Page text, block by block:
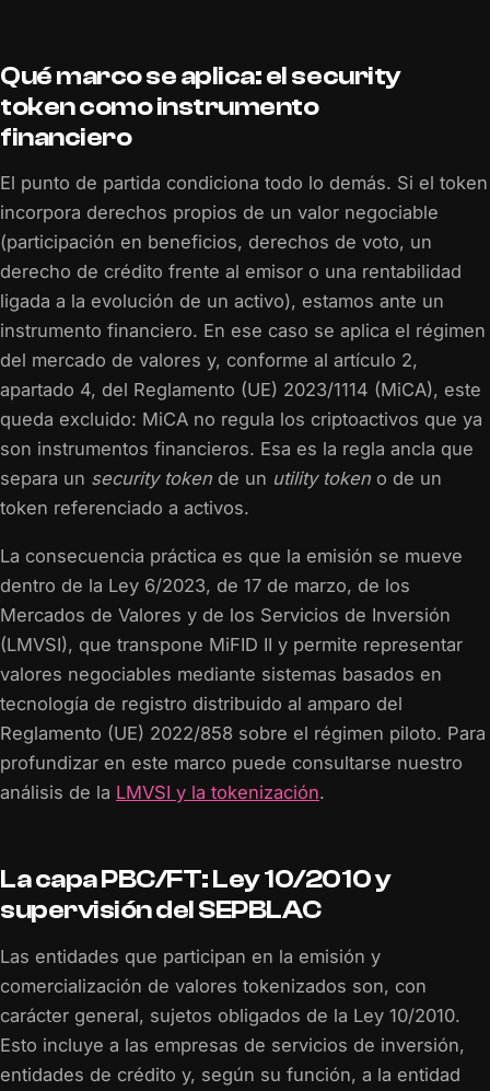
Qué marco se aplica: el security
token como instrumento
financiero
El punto de partida condiciona todo lo demás. Si el token
incorpora derechos propios de un valor negociable
(participación en beneficios, derechos de voto, un
derecho de crédito frente al emisor o una rentabilidad
ligada a la evolución de un activo), estamos ante un
instrumento financiero. En ese caso se aplica el régimen
del mercado de valores y, conforme al artículo 2,
apartado 4, del Reglamento (UE) 2023/1114 (MiCA), este
queda excluido: MiCA no regula los criptoactivos que ya
son instrumentos financieros. Esa es la regla ancla que
separa un security token de un utility token o de un
token referenciado a activos.
La consecuencia práctica es que la emisión se mueve
dentro de la Ley 6/2023, de 17 de marzo, de los
Mercados de Valores y de los Servicios de Inversión
(LMVSI), que transpone MiFID II y permite representar
valores negociables mediante sistemas basados en
tecnología de registro distribuido al amparo del
Reglamento (UE) 2022/858 sobre el régimen piloto. Para
profundizar en este marco puede consultarse nuestro
análisis de la LMVSI y la tokenización.
La capa PBC/FT: Ley 10/2010 y
supervisión del SEPBLAC
Las entidades que participan en la emisión y
comercialización de valores tokenizados son, con
carácter general, sujetos obligados de la Ley 10/2010.
Esto incluye a las empresas de servicios de inversión,
entidades de crédito y, según su función, a la entidad